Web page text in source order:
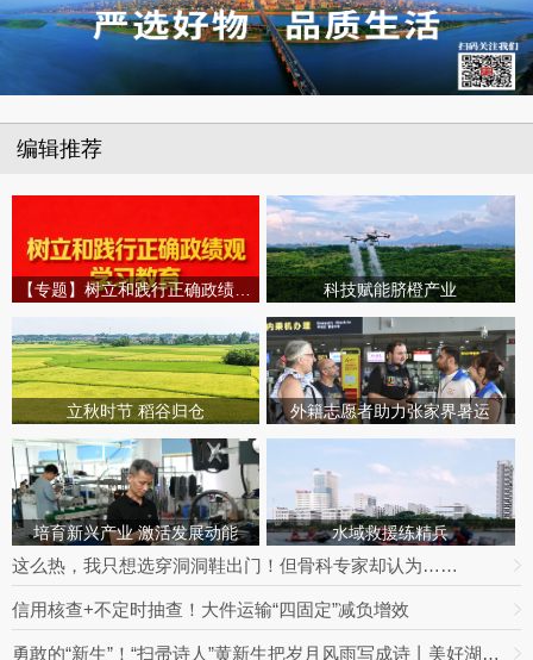
编辑推荐
科技赋能脐橙产业
立秋时节 稻谷归仓 外籍志愿者助力张家界暑运
培育新兴产业 激活发展动能 水域救援练精兵
这么热，我只想选穿洞洞鞋出门！但骨科专家却认为……
信用核查+不定时抽查！大件运输“四固定”减负增效
勇敢的“新生”！“扫帚诗人”黄新生把岁月风雨写成诗丨美好湖南推荐官